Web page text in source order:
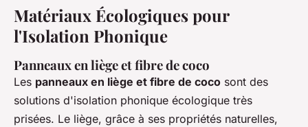
Matériaux Écologiques pour
l'Isolation Phonique
Panneaux en liège et fibre de coco
Les panneaux en liège et fibre de coco sont des
solutions d'isolation phonique écologique très
prisées. Le liège, grâce à ses propriétés naturelles,